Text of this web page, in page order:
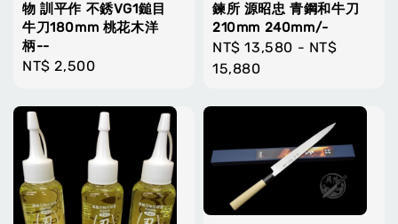
物 訓平作 不銹VG1鎚目
牛刀180mm 桃花木洋
柄--
Regular
NT$ 2,500
鍊所 源昭忠 青鋼和牛刀
210mm 240mm/-
Regular
price
NT$ 13,580 - NT$
15,880